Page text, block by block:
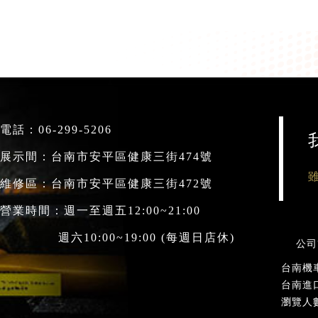
電話： 06-299-5206
展示間：台南市安平區健康三街474號
維修區：台南市安平區健康三街472號
營業時間：週一至週五12:00~21:00
10:00~19:00 (每週日店休)
公
台南機
台南進
瀏覽人